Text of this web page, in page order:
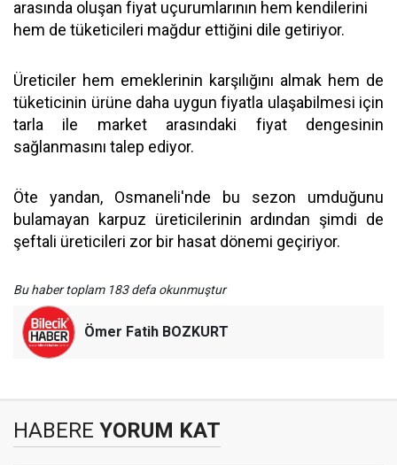
arasında oluşan fiyat uçurumlarının hem kendilerini
hem de tüketicileri mağdur ettiğini dile getiriyor.
Üreticiler hem emeklerinin karşılığını almak hem de
tüketicinin ürüne daha uygun fiyatla ulaşabilmesi için
tarla ile market arasındaki fiyat dengesinin
sağlanmasını talep ediyor.
Öte yandan, Osmaneli'nde bu sezon umduğunu
bulamayan karpuz üreticilerinin ardından şimdi de
şeftali üreticileri zor bir hasat dönemi geçiriyor.
Bu haber toplam 183 defa okunmuştur
Ömer Fatih BOZKURT
HABERE YORUM KAT